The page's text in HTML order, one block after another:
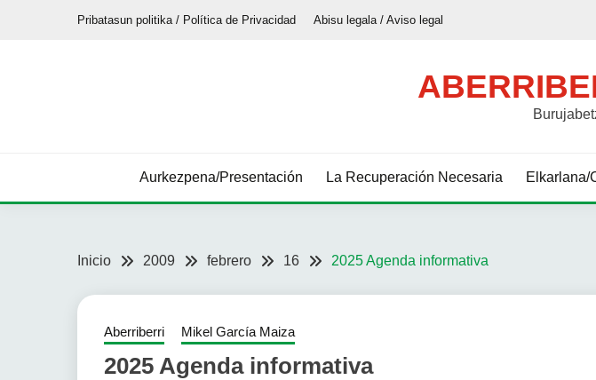
Pribatasun politika / Política de Privacidad Abisu legala / Aviso legal
Aurkezpena/Presentación La Recuperación Necesaria Elkarlana/
Inicio 2009 febrero 16 2025 Agenda informativa
Aberriberri Mikel García Maiza
2025 Agenda informativa